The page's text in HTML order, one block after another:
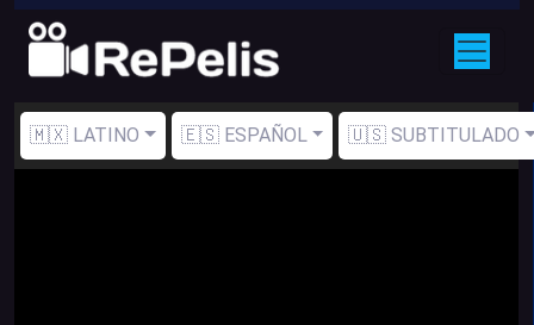
🇲🇽 LATINO 🇪🇸 ESPAÑOL 🇺🇸 SUBTITULADO